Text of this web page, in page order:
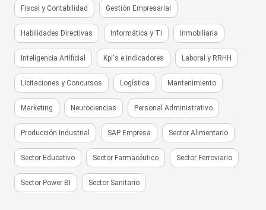
Fiscal y Contabilidad Gestión Empresarial
Habilidades Directivas Informática y TI Inmobiliaria
Inteligencia Artificial Kpi's e Indicadores Laboral y RRHH
Licitaciones y Concursos Logística Mantenimiento
Marketing Neurociencias Personal Administrativo
Producción Industrial SAP Empresa Sector Alimentario
Sector Educativo Sector Farmacéutico Sector Ferroviario
Sector Power BI Sector Sanitario